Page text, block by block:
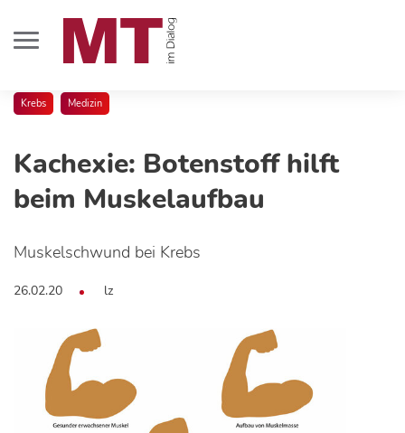
Krebs Medizin
Kachexie: Botenstoff hilft
beim Muskelaufbau
Muskelschwund bei Krebs
26.02.20 lz